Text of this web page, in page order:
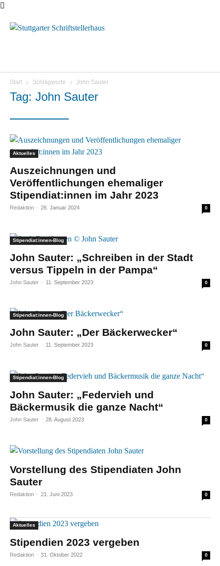
Start Schlagworte John Sauter
Tag: John Sauter
Aktuelles
Auszeichnungen und
Veröffentlichungen ehemaliger
Stipendiat:innen im Jahr 2023
Redaktion - 26. Januar 2024 0
Stipendiat:innen-Blog
John Sauter: „Schreiben in der Stadt
versus Tippeln in der Pampa“
John Sauter - 11. September 2023 0
Stipendiat:innen-Blog
John Sauter: „Der Bäckerwecker“
John Sauter - 11. September 2023 0
Stipendiat:innen-Blog
John Sauter: „Federvieh und
Bäckermusik die ganze Nacht“
John Sauter - 28. August 2023 0
Vorstellung des Stipendiaten John
Sauter
Redaktion - 21. Juni 2023 0
Aktuelles
Stipendien 2023 vergeben
Redaktion - 31. Oktober 2022 0